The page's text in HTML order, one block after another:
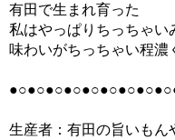
有田で生まれ育った
私はやっぱりちっちゃい
味わいがちっちゃい程濃
生産者：有田の旨いもん